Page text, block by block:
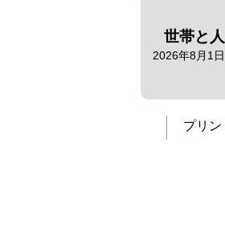
世帯と
2026年8月1
プリ